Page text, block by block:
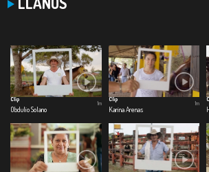
Clip
Obdulio Solano
1m
Clip
Karina Arenas
1m